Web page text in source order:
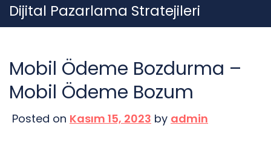
Skip
to
Dijital Pazarlama Stratejileri
Mobil Ödeme Bozdurma –
Mobil Ödeme Bozum
Posted on Kasım 15, 2023 by admin